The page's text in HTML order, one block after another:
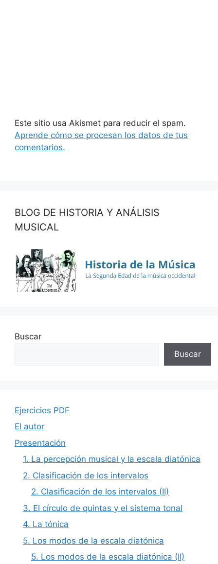
Este sitio usa Akismet para reducir el spam.
Aprende cómo se procesan los datos de tus
comentarios.
BLOG DE HISTORIA Y ANÁLISIS
MUSICAL
Buscar
Buscar
Ejercicios PDF
El autor
Presentación
1. La percepción musical y la escala diatónica
2. Clasificación de los intervalos
2. Clasificación de los intervalos (II)
3. El círculo de quintas y el sistema tonal
4. La tónica
5. Los modos de la escala diatónica
5. Los modos de la escala diatónica (II)